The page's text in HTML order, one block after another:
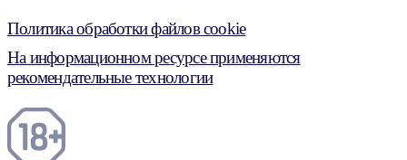
Политика обработки файлов cookie
На информационном ресурсе применяются
рекомендательные технологии